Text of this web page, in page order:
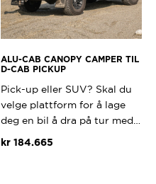
ALU-CAB CANOPY CAMPER TIL
D-CAB PICKUP
Pick-up eller SUV? Skal du
velge plattform for å lage
deg en bil å dra på tur med…
kr 184.665